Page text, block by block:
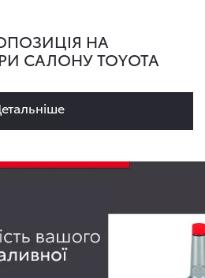
НА
САЛОНУ TOYOTA